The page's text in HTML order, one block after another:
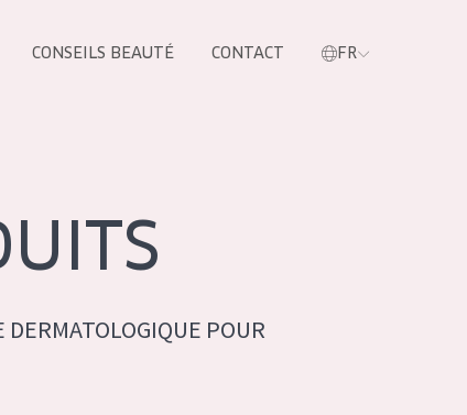
CONSEILS BEAUTÉ CONTACT FR
DERMATOLOGIQUE POUR